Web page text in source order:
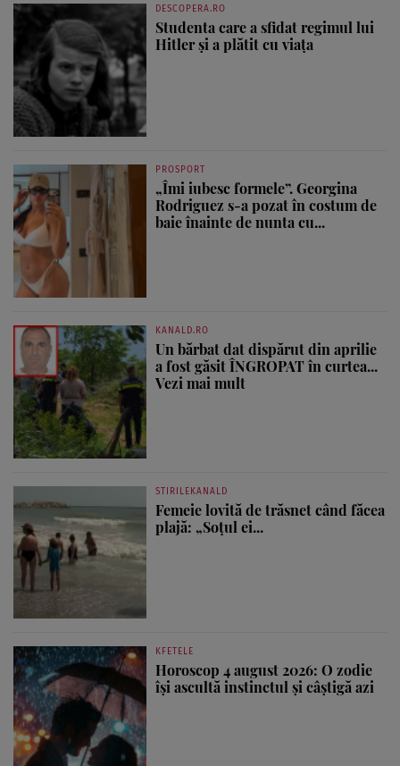
DESCOPERA.RO
Studenta care a sfidat regimul lui
Hitler și a plătit cu viața
PROSPORT
„Îmi iubesc formele”. Georgina
Rodriguez s-a pozat în costum de
baie înainte de nunta cu...
KANALD.RO
Un bărbat dat dispărut din aprilie
a fost găsit ÎNGROPAT în curtea...
Vezi mai mult
STIRILEKANALD
Femeie lovită de trăsnet când făcea
plajă: „Soțul ei...
KFETELE
Horoscop 4 august 2026: O zodie
își ascultă instinctul și câștigă azi